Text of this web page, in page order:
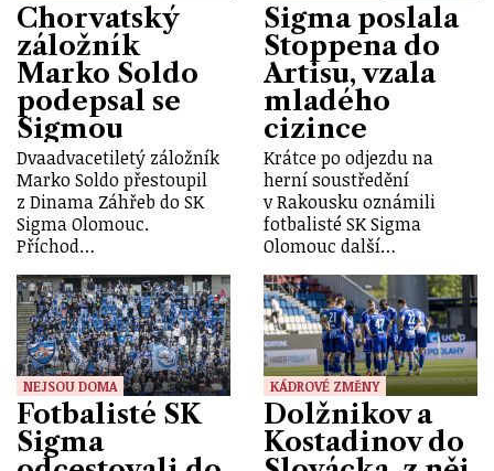
Chorvatský
záložník
Marko Soldo
podepsal se
Sigmou
Dvaadvacetiletý záložník
Marko Soldo přestoupil
z Dinama Záhřeb do SK
Sigma Olomouc.
Příchod…
Sigma poslala
Stoppena do
Artisu, vzala
mladého
cizince
Krátce po odjezdu na
herní soustředění
v Rakousku oznámili
fotbalisté SK Sigma
Olomouc další…
NEJSOU DOMA
Fotbalisté SK
Sigma
KÁDROVÉ ZMĚNY
Dolžnikov a
Kostadinov do